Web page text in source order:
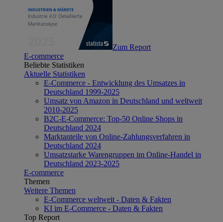
Zum Report
E-commerce
Beliebte Statistiken
Aktuelle Statistiken
E-Commerce - Entwicklung des Umsatzes in
Deutschland 1999-2025
Umsatz von Amazon in Deutschland und weltweit
2010-2025
B2C-E-Commerce: Top-50 Online Shops in
Deutschland 2024
Marktanteile von Online-Zahlungsverfahren in
Deutschland 2024
Umsatzstarke Warengruppen im Online-Handel in
Deutschland 2023-2025
E-commerce
Themen
Weitere Themen
E-Commerce weltweit - Daten & Fakten
KI im E-Commerce - Daten & Fakten
Top Report